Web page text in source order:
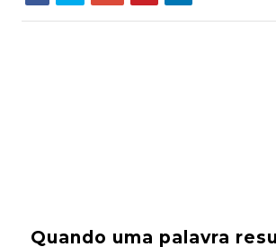
Quando uma palavra